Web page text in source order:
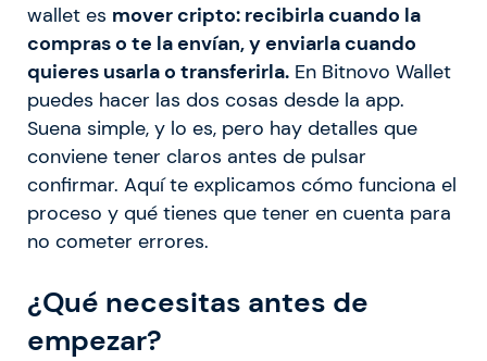
wallet es mover cripto: recibirla cuando la
compras o te la envían, y enviarla cuando
quieres usarla o transferirla. En Bitnovo Wallet
puedes hacer las dos cosas desde la app.
Suena simple, y lo es, pero hay detalles que
conviene tener claros antes de pulsar
confirmar. Aquí te explicamos cómo funciona el
proceso y qué tienes que tener en cuenta para
no cometer errores.
¿Qué necesitas antes de
empezar?